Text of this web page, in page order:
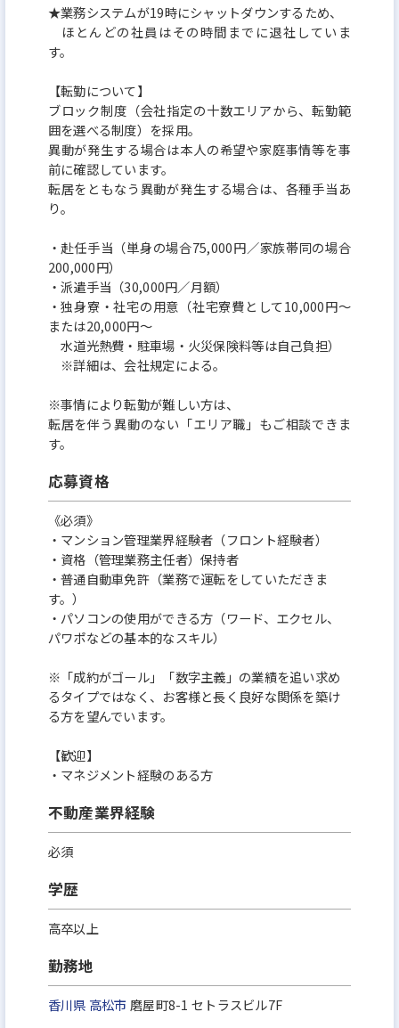
★業務システムが19時にシャットダウンするため、
ほとんどの社員はその時間までに退社していま
す。
【転勤について】
ブロック制度（会社指定の十数エリアから、転勤範
囲を選べる制度）を採用。
異動が発生する場合は本人の希望や家庭事情等を事
前に確認しています。
転居をともなう異動が発生する場合は、各種手当あ
り。
・赴任手当（単身の場合75,000円／家族帯同の場合
200,000円）
・派遣手当（30,000円／月額）
・独身寮・社宅の用意（社宅寮費として10,000円～
または20,000円～
水道光熱費・駐車場・火災保険料等は自己負担）
※詳細は、会社規定による。
※事情により転勤が難しい方は、
転居を伴う異動のない「エリア職」もご相談できま
す。
応募資格
《必須》
・マンション管理業界経験者（フロント経験者）
・資格（管理業務主任者）保持者
・普通自動車免許（業務で運転をしていただきま
す。）
・パソコンの使用ができる方（ワード、エクセル、
パワポなどの基本的なスキル）
※「成約がゴール」「数字主義」の業績を追い求め
るタイプではなく、お客様と長く良好な関係を築け
る方を望んでいます。
【歓迎】
・マネジメント経験のある方
不動産業界経験
必須
学歴
高卒以上
勤務地
香川県 高松市 磨屋町8-1 セトラスビル7F